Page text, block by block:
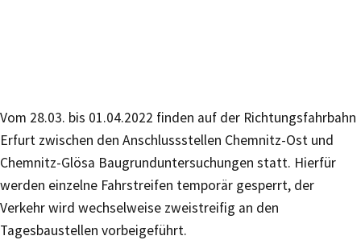
Vom 28.03. bis 01.04.2022 finden auf der Richtungsfahrbahn
Erfurt zwischen den Anschlussstellen Chemnitz-Ost und
Chemnitz-Glösa Baugrunduntersuchungen statt. Hierfür
werden einzelne Fahrstreifen temporär gesperrt, der
Verkehr wird wechselweise zweistreifig an den
Tagesbaustellen vorbeigeführt.